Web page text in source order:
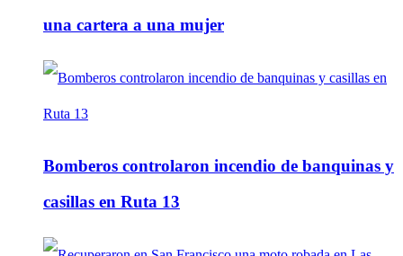
una cartera a una mujer
Bomberos controlaron incendio de banquinas y
casillas en Ruta 13